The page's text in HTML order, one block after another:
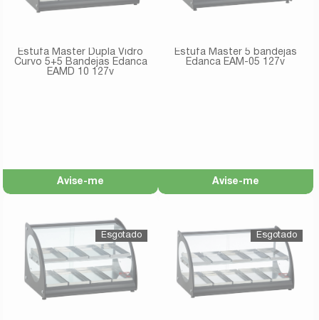
Estufa Master Dupla Vidro
Curvo 5+5 Bandejas Edanca
EAMD 10 127v
Avise-me
Estufa Master 5 bandejas
Edanca EAM-05 127v
Avise-me